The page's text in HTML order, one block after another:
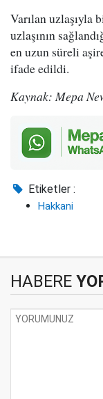
Varılan uzlaşıyla
uzlaşının
en uzun süreli
ifade edildi.
Kaynak: Mepa
Etiketler :
Hakkani
HABERE